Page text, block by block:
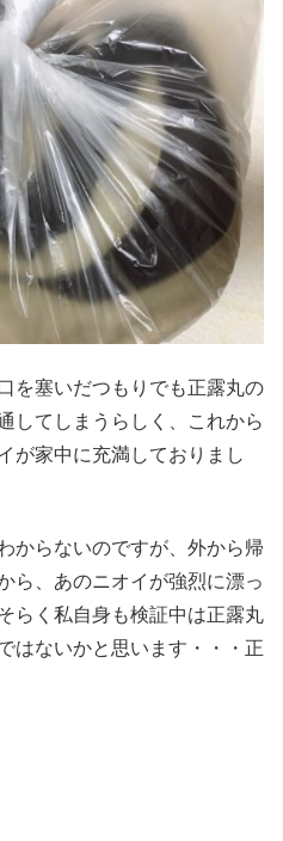
を塞いだつもりでも正露丸の
してしまうらしく、これから
が家中に充満しておりまし
からないのですが、外から帰
ら、あのニオイが強烈に漂っ
らく私自身も検証中は正露丸
はないかと思います・・・正